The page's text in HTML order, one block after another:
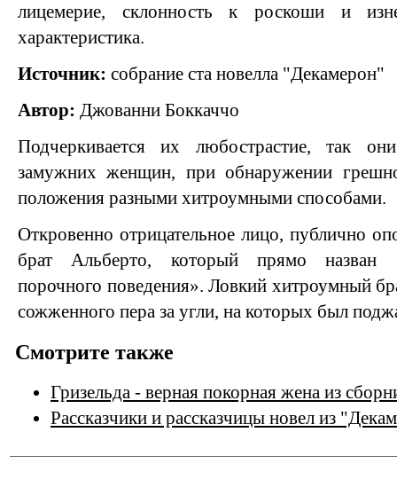
лицемерие, склонность к роскоши и
характеристика.
Источник: собрание ста новелла "Декамерон"
Автор: Джованни Боккаччо
Подчеркивается их любострастие, так
замужних женщин, при обнаружении
положения разными хитроумными способами.
Откровенно отрицательное лицо, публично
брат Альберто, который прямо назван
порочного поведения». Ловкий хитроумный
сожженного пера за угли, на которых был
Смотрите также
Гризельда - верная покорная жена из
Рассказчики и рассказчицы новел из